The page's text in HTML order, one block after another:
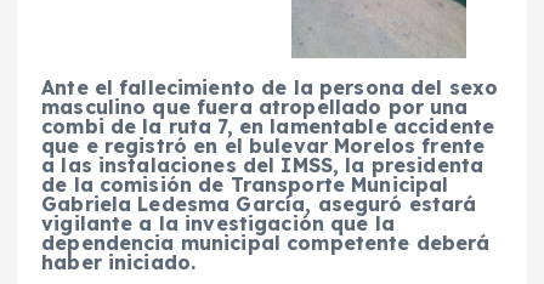
Ante el fallecimiento de la persona del sexo
masculino que fuera atropellado por una
combi de la ruta 7, en lamentable accidente
que e registró en el bulevar Morelos frente
a las instalaciones del IMSS, la presidenta
de la comisión de Transporte Municipal
Gabriela Ledesma García, aseguró estará
vigilante a la investigación que la
dependencia municipal competente deberá
haber iniciado.